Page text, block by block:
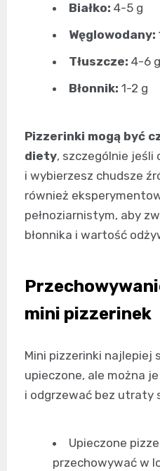
Białko: 4-5 g
Węglowodany:
Tłuszcze: 4-6 g
Błonnik: 1-2 g
Pizzerinki mogą być
diety, szczególnie jeśli
i wybierzesz chudsze
również
pełnoziarnistym, aby
błonnika i wartość
mini pizzerinek
Mini pizzerinki najlepiej
upieczone, ale można
i odgrzewać bez utraty
Upieczone
przechowywać w